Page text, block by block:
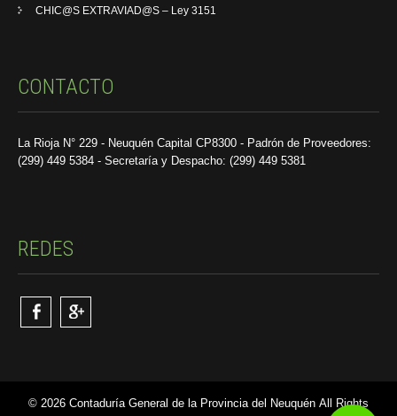
CHIC@S EXTRAVIAD@S – Ley 3151
CONTACTO
La Rioja N° 229 - Neuquén Capital CP8300 - Padrón de Proveedores:
(299) 449 5384 - Secretaría y Despacho: (299) 449 5381
REDES
© 2026 Contaduría General de la Provincia del Neuquén All Rights